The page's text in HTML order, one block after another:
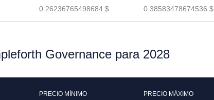
0.26236765498684 $ 0.38583478674536 $
Governance para 2028
PRECIO MÍNIMO PRECIO MÁXIMO